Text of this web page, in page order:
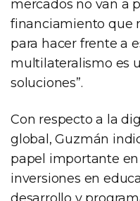
mercados no van a
financiamiento que
para hacer frente a
multilateralismo es
soluciones”.
Con respecto a la
global, Guzmán
papel importante
inversiones en